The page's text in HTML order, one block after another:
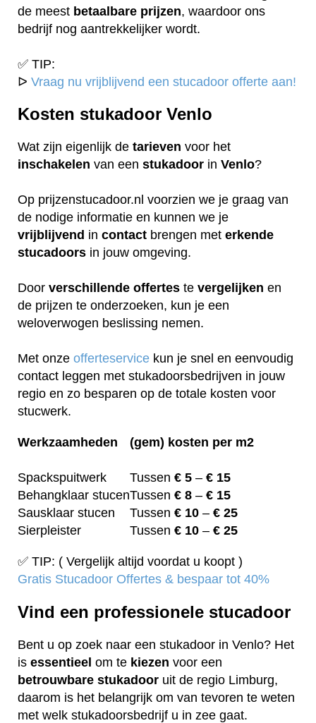
de meest betaalbare prijzen, waardoor ons
bedrijf nog aantrekkelijker wordt.
✅ TIP:
ᐅ Vraag nu vrijblijvend een stucadoor offerte aan!
Kosten stukadoor Venlo
Wat zijn eigenlijk de tarieven voor het
inschakelen van een stukadoor in Venlo?
Op prijzenstucadoor.nl voorzien we je graag van
de nodige informatie en kunnen we je
vrijblijvend in contact brengen met erkende
stucadoors in jouw omgeving.
Door verschillende offertes te vergelijken en
de prijzen te onderzoeken, kun je een
weloverwogen beslissing nemen.
Met onze offerteservice kun je snel en eenvoudig
contact leggen met stukadoorsbedrijven in jouw
regio en zo besparen op de totale kosten voor
stucwerk.
Werkzaamheden (gem) kosten per m2
Spackspuitwerk Tussen € 5 – € 15
Behangklaar stucenTussen € 8 – € 15
Sausklaar stucen
Tussen € 10 – € 25
Sierpleister
Tussen € 10 – € 25
✅ TIP: ( Vergelijk altijd voordat u koopt )
Gratis Stucadoor Offertes & bespaar tot 40%
Vind een professionele stucadoor
Bent u op zoek naar een stukadoor in Venlo? Het
is essentieel om te kiezen voor een
betrouwbare stukadoor uit de regio Limburg,
daarom is het belangrijk om van tevoren te weten
met welk stukadoorsbedrijf u in zee gaat.